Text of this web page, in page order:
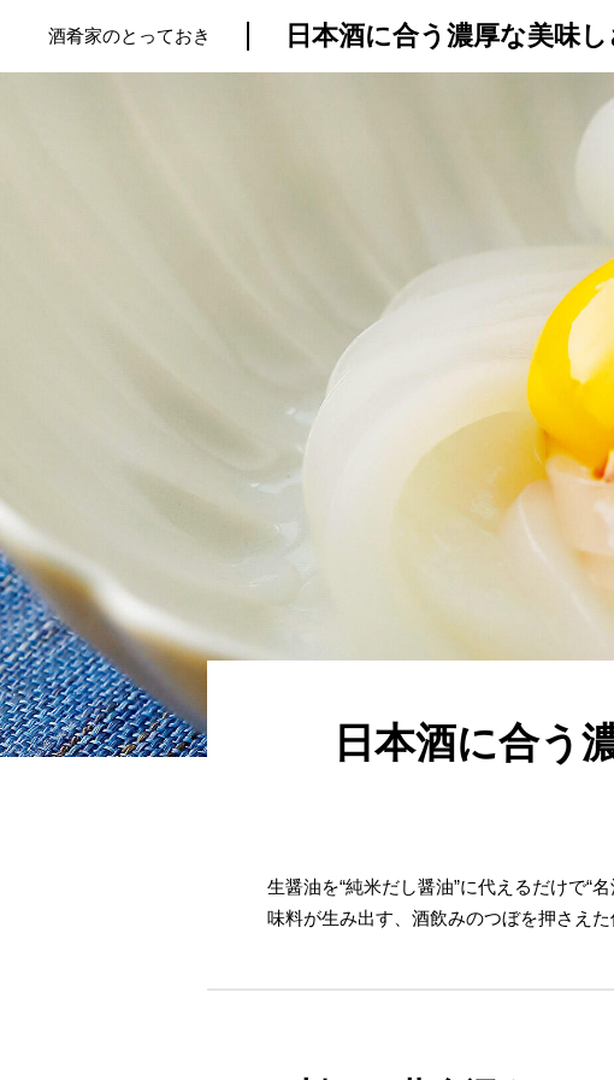
トッ
酒肴家のとっておき 日本酒に合う濃厚な美味
日本酒に合う
生醤油を“純米だし醤油”に代えるだけで“
味料が生み出す、酒飲みのつぼを押さえ